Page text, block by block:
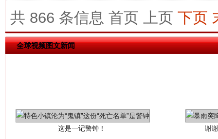
共 866 条信息 首页 上页 下页
全球视频图文新闻